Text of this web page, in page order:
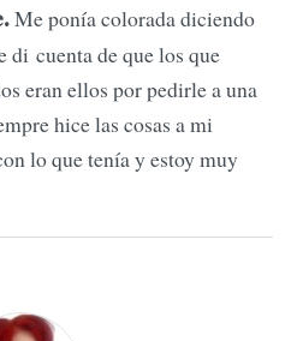
Me ponía colorada diciendo
di cuenta de que los que
eran ellos por pedirle a una
hice las cosas a mi
lo que tenía y estoy muy